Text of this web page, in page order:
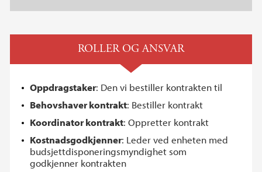
ROLLER OG ANSVAR
Oppdragstaker: Den vi bestiller kontrakten til
Behovshaver kontrakt: Bestiller kontrakt
Koordinator kontrakt: Oppretter kontrakt
Kostnadsgodkjenner: Leder ved enheten med
budsjettdisponeringsmyndighet som
godkjenner kontrakten